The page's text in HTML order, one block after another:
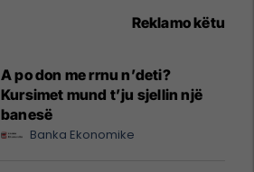
Reklamo këtu
A po don me rrnu n’deti?
Kursimet mund t’ju sjellin një
banesë
Banka Ekonomike